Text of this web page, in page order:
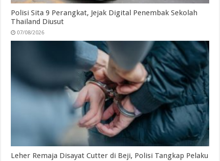
Polisi Sita 9 Perangkat, Jejak Digital Penembak Sekolah
Thailand Diusut
07/08/2026
Leher Remaja Disayat Cutter di Beji, Polisi Tangkap Pelaku